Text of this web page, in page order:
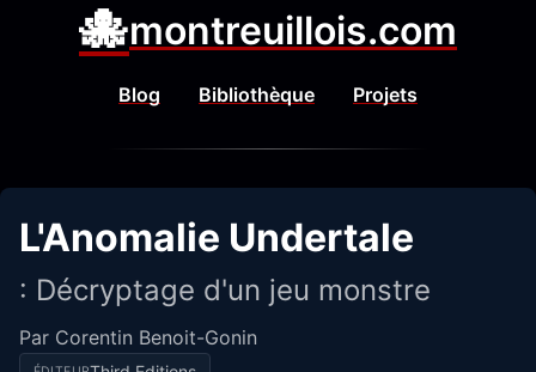
🐙montreuillois.com
Blog Bibliothèque Projets
L'Anomalie Undertale
: Décryptage d'un jeu monstre
Par Corentin Benoit-Gonin